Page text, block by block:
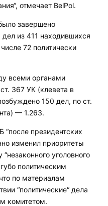
отмечает BelPol.
завершено
из 411 находившихся
72 политически
всеми органами
367 УК (клевета в
150 дел, по ст.
— 1.263.
“после президентских
изменил приоритеты
уголовного
политическим
по материалам
“политические“ дела
комитетом.